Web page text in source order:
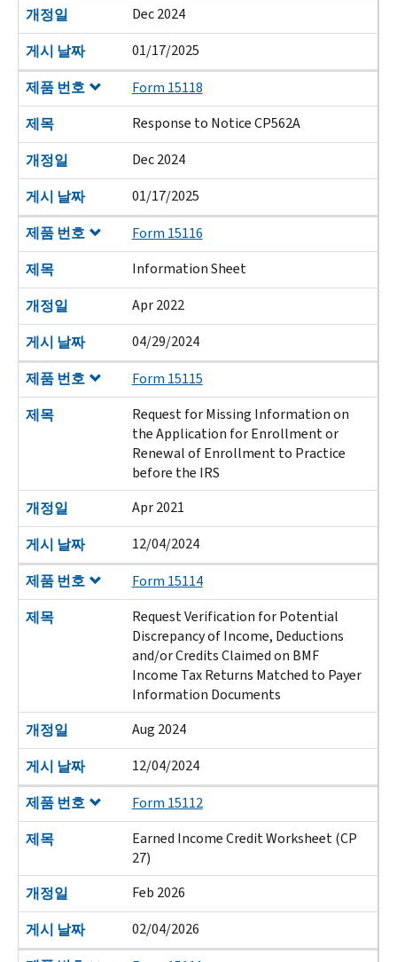
개정일
Dec 2024
게시 날짜
01/17/2025
제품 번호
Form 15118
제목
Response to Notice CP562A
개정일
Dec 2024
게시 날짜
01/17/2025
제품 번호
Form 15116
제목
Information Sheet
개정일
Apr 2022
게시 날짜
04/29/2024
제품 번호
Form 15115
제목
Request for Missing Information on
the Application for Enrollment or
Renewal of Enrollment to Practice
before the IRS
개정일
Apr 2021
게시 날짜
12/04/2024
제품 번호
Form 15114
제목
Request Verification for Potential
Discrepancy of Income, Deductions
and/or Credits Claimed on BMF
Income Tax Returns Matched to Payer
Information Documents
개정일
Aug 2024
게시 날짜
12/04/2024
제품 번호
Form 15112
제목
Earned Income Credit Worksheet (CP
27)
개정일
Feb 2026
게시 날짜
02/04/2026